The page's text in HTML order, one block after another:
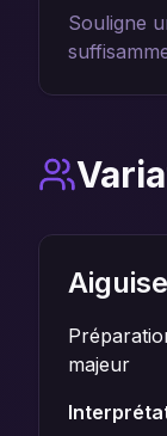
Souligne
majeur